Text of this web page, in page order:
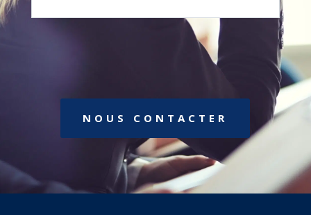
NOUS CONTACTER